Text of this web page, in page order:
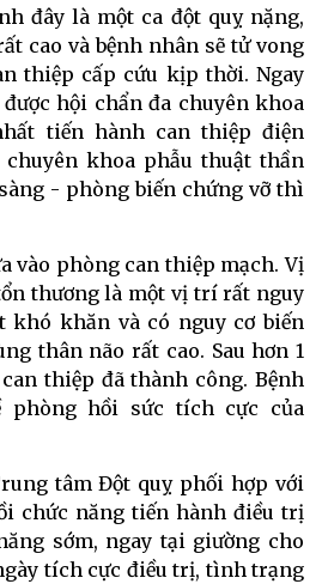
đây là một ca đột quỵ nặng,
cao và bệnh nhân sẽ tử vong
thiệp cấp cứu kịp thời. Ngay
hội chẩn đa chuyên khoa
tiến hành can thiệp điện
chuyên khoa phẫu thuật thần
- phòng biến chứng vỡ thì
vào phòng can thiệp mạch. Vị
thương là một vị trí rất nguy
khó khăn và có nguy cơ biến
thân não rất cao. Sau hơn 1
thiệp đã thành công. Bệnh
phòng hồi sức tích cực của
tâm Đột quỵ phối hợp với
chức năng tiến hành điều trị
sớm, ngay tại giường cho
tích cực điều trị, tình trạng